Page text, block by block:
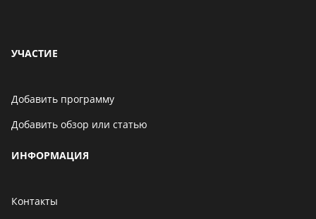
УЧАСТИЕ
Добавить программу
Добавить обзор или статью
ИНФОРМАЦИЯ
Контакты